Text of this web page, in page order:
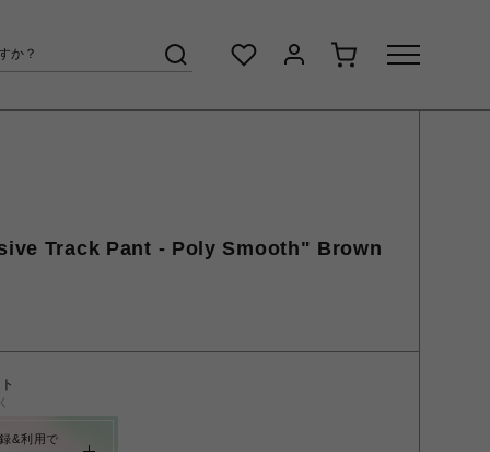
Track Pant - Poly Smooth" Brown
&利用で